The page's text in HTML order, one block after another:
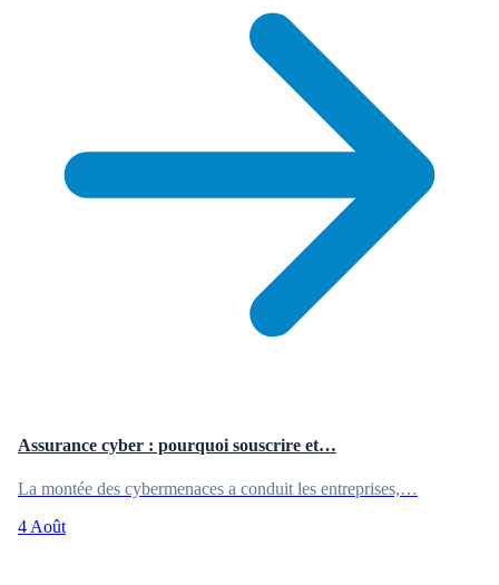
Assurance cyber : pourquoi souscrire et…
La montée des cybermenaces a conduit les entreprises,…
4 Août